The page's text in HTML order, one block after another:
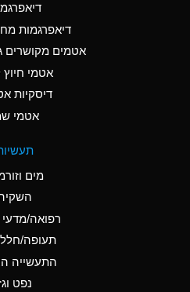
Ammonia Anhydrous
Ammonia Gas (cold)
Ammonia Gas (hot)
Ammonium Hydroxide
Ammonium Nitrate
דיאפרגמות
אטמים מקושרים
אטמי חיוץ
דיסקיות
אטמי
מים
רפואה/מדעי
תעופה/
התעשייה
נפט